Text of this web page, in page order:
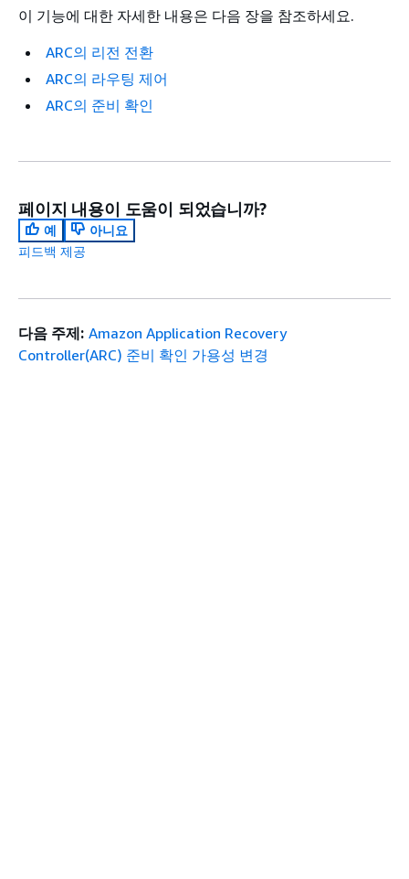
이 기능에 대한 자세한 내용은 다음 장을 참조하세요.
ARC의 리전 전환
ARC의 라우팅 제어
ARC의 준비 확인
페이지 내용이 도움이 되었습니까?
예
아니요
피드백 제공
다음 주제: Amazon Application Recovery
Controller(ARC) 준비 확인 가용성 변경